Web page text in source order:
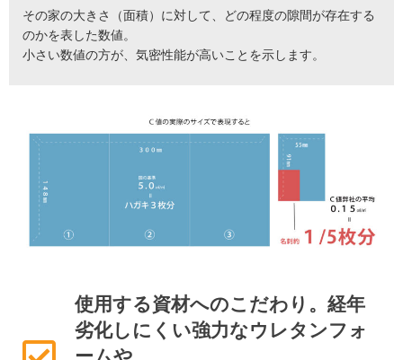
その家の大きさ（面積）に対して、どの程度の隙間が存在する
のかを表した数値。
小さい数値の方が、気密性能が高いことを示します。
使用する資材へのこだわり。経年
劣化しにくい強力なウレタンフォ